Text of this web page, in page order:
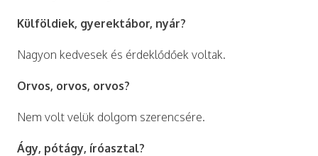
Külföldiek, gyerektábor, nyár?
Nagyon kedvesek és érdeklődőek voltak.
Orvos, orvos, orvos?
Nem volt velük dolgom szerencsére.
Ágy, pótágy, íróasztal?